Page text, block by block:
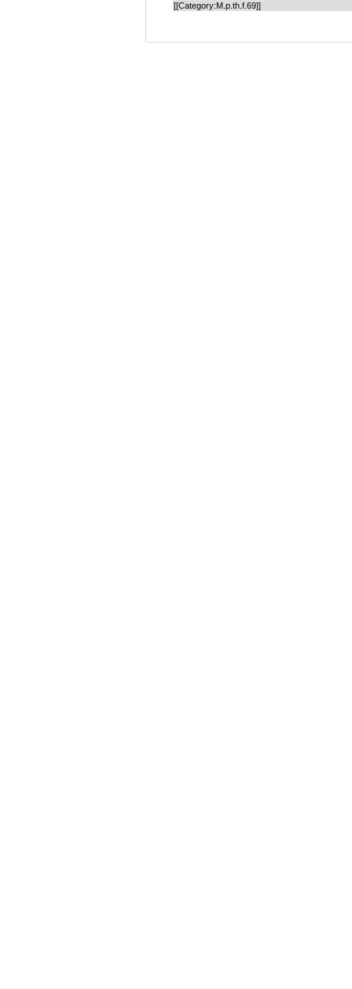
[[Category:M.p.th.f.69]]